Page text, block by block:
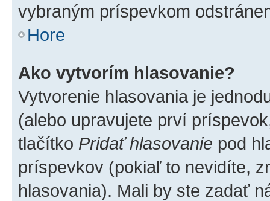
vybraným príspevkom
Hore
Ako vytvorím hlasovanie?
Vytvorenie hlasovania je
(alebo upravujete prví
tlačítko Pridať hlasovanie pod
príspevkov (pokiaľ to nevidíte,
hlasovania). Mali by ste zadať